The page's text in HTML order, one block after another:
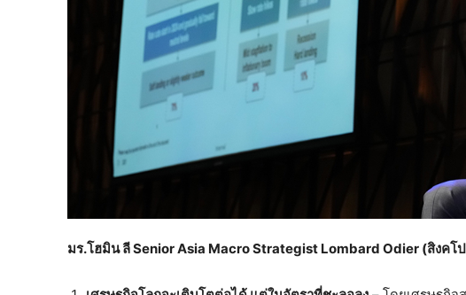
มร.โฮมิน ลีSenior Asia Macro Strategist Lombard Odier (สิงคโ